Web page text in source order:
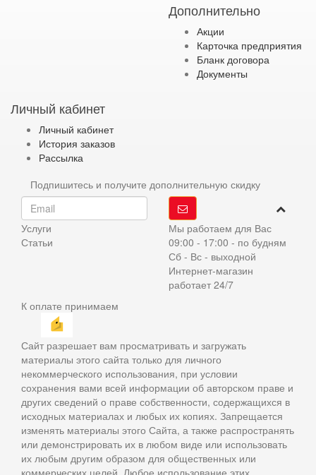
Дополнительно
Акции
Карточка предприятия
Бланк договора
Документы
Личный кабинет
Личный кабинет
История заказов
Рассылка
Подпишитесь и получите дополнительную скидку
Услуги
Статьи
Мы работаем для Вас
09:00 - 17:00 - по будням
Сб - Вс - выходной
Интернет-магазин
работает 24/7
К оплате принимаем
Сайт разрешает вам просматривать и загружать
материалы этого сайта только для личного
некоммерческого использования, при условии
сохранения вами всей информации об авторском праве и
других сведений о праве собственности, содержащихся в
исходных материалах и любых их копиях. Запрещается
изменять материалы этого Сайта, а также распространять
или демонстрировать их в любом виде или использовать
их любым другим образом для общественных или
коммерческих целей. Любое использование этих